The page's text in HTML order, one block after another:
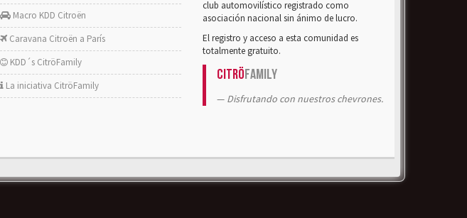
Macro KDD Citroën
Caravana Citroën a París
KDD´s CitröFamily
La iniciativa CitröFamily
club automovilístico registrado como
asociación nacional sin ánimo de lucro.
El registro y acceso a esta comunidad es
totalmente gratuito.
CitröFamily
Disfrutando con nuestros chevrones.